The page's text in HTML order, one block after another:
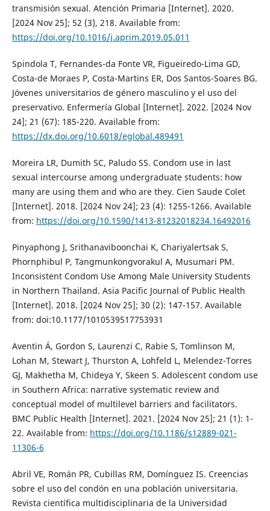
transmisión sexual. Atención Primaria [Internet]. 2020.
[2024 Nov 25]; 52 (3), 218. Available from:
https://doi.org/10.1016/j.aprim.2019.05.011
Spindola T, Fernandes-da Fonte VR, Figueiredo-Lima GD,
Costa-de Moraes P, Costa-Martins ER, Dos Santos-Soares BG.
Jóvenes universitarios de género masculino y el uso del
preservativo. Enfermería Global [Internet]. 2022. [2024 Nov
24]; 21 (67): 185-220. Available from:
https://dx.doi.org/10.6018/eglobal.489491
Moreira LR, Dumith SC, Paludo SS. Condom use in last
sexual intercourse among undergraduate students: how
many are using them and who are they. Cien Saude Colet
[Internet]. 2018. [2024 Nov 24]; 23 (4): 1255-1266. Available
from: https://doi.org/10.1590/1413-81232018234.16492016
Pinyaphong J, Srithanaviboonchai K, Chariyalertsak S,
Phornphibul P, Tangmunkongvorakul A, Musumari PM.
Inconsistent Condom Use Among Male University Students
in Northern Thailand. Asia Pacific Journal of Public Health
[Internet]. 2018. [2024 Nov 25]; 30 (2): 147-157. Available
from: doi:10.1177/1010539517753931
Aventin Á, Gordon S, Laurenzi C, Rabie S, Tomlinson M,
Lohan M, Stewart J, Thurston A, Lohfeld L, Melendez-Torres
GJ, Makhetha M, Chideya Y, Skeen S. Adolescent condom use
in Southern Africa: narrative systematic review and
conceptual model of multilevel barriers and facilitators.
BMC Public Health [Internet]. 2021. [2024 Nov 25]; 21 (1): 1-
22. Available from: https://doi.org/10.1186/s12889-021-
11306-6
Abril VE, Román PR, Cubillas RM, Domínguez IS. Creencias
sobre el uso del condón en una población universitaria.
Revista científica multidisciplinaria de la Universidad